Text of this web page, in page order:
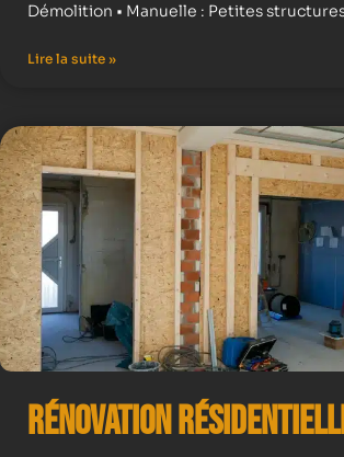
Démolition • Manuelle : Petites
Lire la suite »
Rénovation